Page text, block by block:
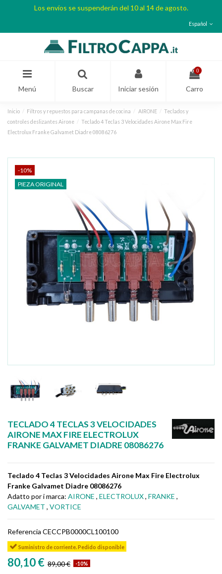
Los envíos se suspenderán del 10 al 14 de agosto.
Español
Menú Buscar Iniciar sesión
0
Carro
Inicio Filtros y repuestos para campanas de cocina AIRONE
Teclados y
controles deslizantes Airone
Teclado 4 Teclas 3 Velocidades Airone Max Fire
Electrolux Franke Galvamet Diadre 08086276
-10%
PIEZA ORIGINAL
TECLADO 4 TECLAS 3 VELOCIDADES
AIRONE MAX FIRE ELECTROLUX
FRANKE GALVAMET DIADRE 08086276
Teclado 4 Teclas 3 Velocidades Airone Max Fire Electrolux
Franke Galvamet Diadre 08086276
Adatto por i marca: AIRONE , ELECTROLUX, FRANKE ,
GALVAMET , VORTICE
Referencia CECCPB0000CL100100
Suministro de corriente. Pedido disponible
80,10 € 89,00 € -10%